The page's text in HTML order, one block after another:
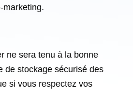
marketing.
ne sera tenu à la bonne
de stockage sécurisé des
si vous respectez vos